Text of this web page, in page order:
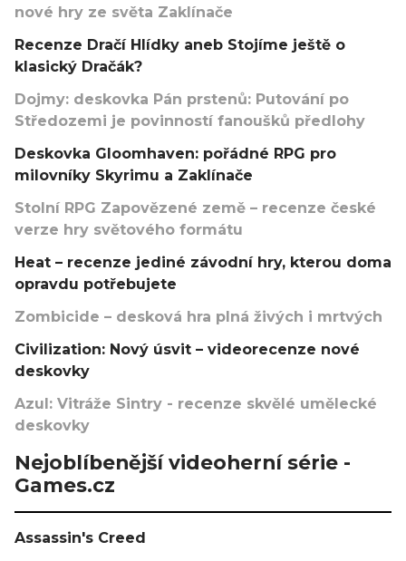
nové hry ze světa Zaklínače
Recenze Dračí Hlídky aneb Stojíme ještě o
klasický Dračák?
Dojmy: deskovka Pán prstenů: Putování po
Středozemi je povinností fanoušků předlohy
Deskovka Gloomhaven: pořádné RPG pro
milovníky Skyrimu a Zaklínače
Stolní RPG Zapovězené země – recenze české
verze hry světového formátu
Heat – recenze jediné závodní hry, kterou doma
opravdu potřebujete
Zombicide – desková hra plná živých i mrtvých
Civilization: Nový úsvit – videorecenze nové
deskovky
Azul: Vitráže Sintry - recenze skvělé umělecké
deskovky
Nejoblíbenější videoherní série -
Games.cz
Assassin's Creed